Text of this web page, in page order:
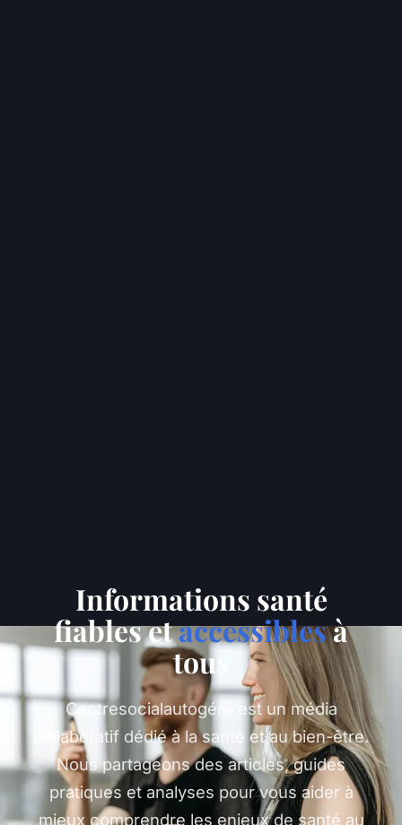
Informations santé
fiables etaccessiblesà
tous
Centresocialautogéré est un média
collaboratif dédié à la santé et au bien-être.
Nous partageons des articles, guides
pratiques et analyses pour vous aider à
mieux comprendre les enjeux de santé au